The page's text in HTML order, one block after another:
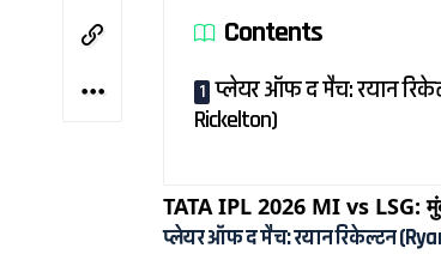
Contents
प्लेयर ऑफ द मैच: रयान
Rickelton)
TATA IPL 2026 MI vs LSG:
प्लेयर ऑफ द मैच: रयान रिकेल्टन